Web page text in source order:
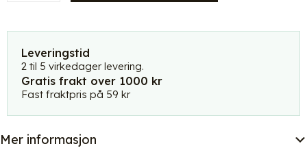
S
hvit
antall
Leveringstid
2 til 5 virkedager levering.
Gratis frakt over 1000 kr
Fast fraktpris på 59 kr
Mer informasjon